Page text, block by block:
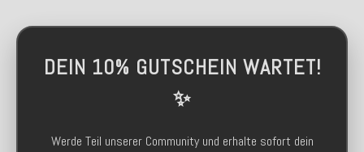
DEIN 10% GUTSCHEIN WARTET!
✨
Werde Teil unserer Community und erhalte sofort dein